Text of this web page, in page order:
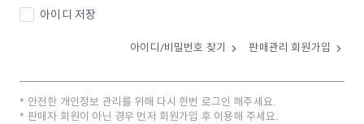
아이디 저장
아이디/비밀번호 찾기 판매관리 회원가입
안전한 개인정보 관리를 위해 다시 한번 로그인 해주세요.
판매자 회원이 아닌 경우 먼저 회원가입 후 이용해 주세요.